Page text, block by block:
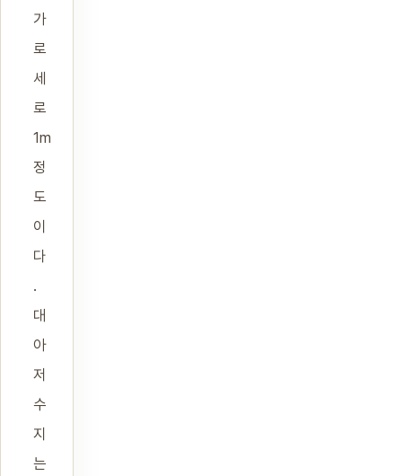
가
로
세
로
1m
정
도
이
다
.
대
아
저
수
지
는